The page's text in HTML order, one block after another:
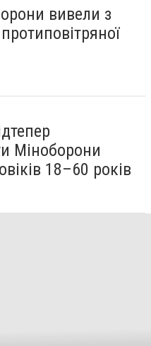
вивели з
Міноборони
18–60 років